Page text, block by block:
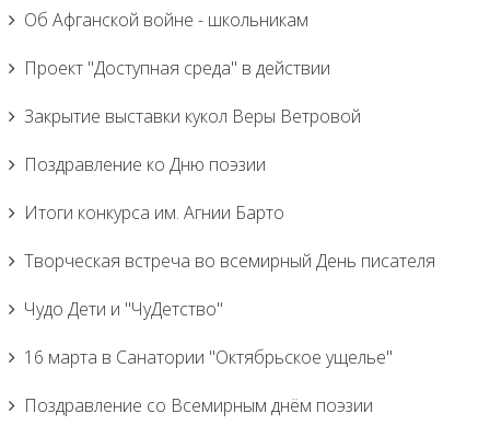
Об Афганской войне - школьникам
Проект "Доступная среда" в действии
Закрытие выставки кукол Веры Ветровой
Поздравление ко Дню поэзии
Итоги конкурса им. Агнии Барто
Творческая встреча во всемирный День писателя
Чудо Дети и "ЧуДетство"
16 марта в Санатории "Октябрьское ущелье"
Поздравление со Всемирным днём поэзии